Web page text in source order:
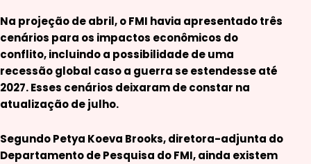
Na projeção de abril, o FMI havia apresentado três
cenários para os impactos econômicos do
conflito, incluindo a possibilidade de uma
recessão global caso a guerra se estendesse até
2027. Esses cenários deixaram de constar na
atualização de julho.
Segundo Petya Koeva Brooks, diretora-adjunta do
Departamento de Pesquisa do FMI, ainda existem